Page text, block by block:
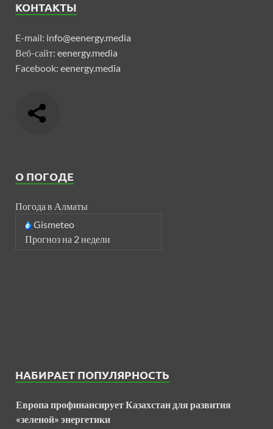
КОНТАКТЫ
E-mail: info@eenergy.media
Веб-сайт: eenergy.media
Facebook: eenergy.media
О ПОГОДЕ
Погода в Алматы
Gismeteo
Прогноз на 2 недели
НАБИРАЕТ ПОПУЛЯРНОСТЬ
Европа профинансирует Казахстан для развития
«зеленой» энергетики